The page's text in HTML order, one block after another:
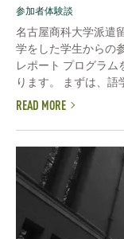
参加者体験談
名古屋商科大学派遣
学をした学生からの
レポート プログラ
ります。 まずは、語
READ MORE